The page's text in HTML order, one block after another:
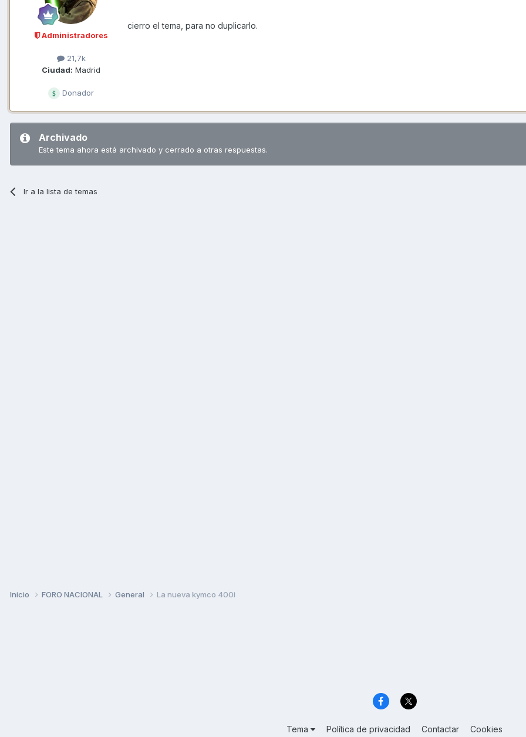
Administradores
21,7k
Ciudad: Madrid
Donador
cierro el tema, para no duplicarlo.
Archivado
Este tema ahora está archivado y cerrado a otras respuestas.
Ir a la lista de temas
Inicio FORO NACIONAL General La nueva kymco 400i
Tema Política de privacidad Contactar Cookies